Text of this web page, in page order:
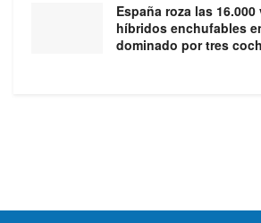
España roza las
híbridos enchufables
dominado por tres